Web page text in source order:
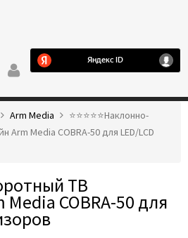
Arm Media
⭐️⭐️⭐️⭐️⭐️Наклонно-
Media COBRA-50 для LED/LCD
ТВ
COBRA-50 для